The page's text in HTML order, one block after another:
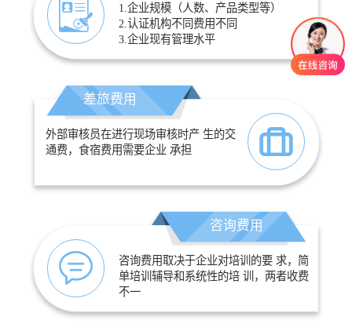
1.企业规模（人数、产品类型等）
2.认证机构不同费用不同
3.企业现有管理水平
差旅费用
外部审核员在进行现场审核时产 生的交
通费，食宿费用需要企业 承担
咨询费用
咨询费用取决于企业对培训的要 求，简
单培训辅导和系统性的培 训，两者收费
不一